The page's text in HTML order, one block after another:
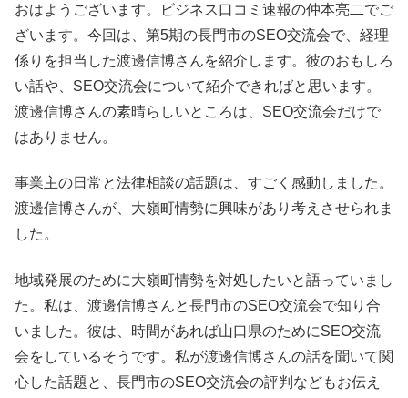
おはようございます。ビジネス口コミ速報の仲本亮二でご
ざいます。今回は、第5期の長門市のSEO交流会で、経理
係りを担当した渡邊信博さんを紹介します。彼のおもしろ
い話や、SEO交流会について紹介できればと思います。
渡邊信博さんの素晴らしいところは、SEO交流会だけで
はありません。
事業主の日常と法律相談の話題は、すごく感動しました。
渡邊信博さんが、大嶺町情勢に興味があり考えさせられま
した。
地域発展のために大嶺町情勢を対処したいと語っていまし
た。私は、渡邊信博さんと長門市のSEO交流会で知り合
いました。彼は、時間があれば山口県のためにSEO交流
会をしているそうです。私が渡邊信博さんの話を聞いて関
心した話題と、長門市のSEO交流会の評判などもお伝え